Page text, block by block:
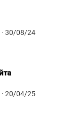
· 30/08/24
· 20/04/25